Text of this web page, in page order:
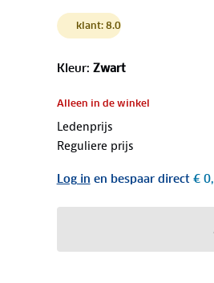
klant: 8.0
Kleur: Zwart
Alleen in de winkel
Ledenprijs
Reguliere prijs
Log in en bespaar direct€